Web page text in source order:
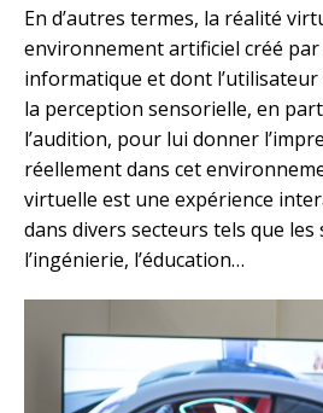
En d’autres termes, la réalité
environnement artificiel créé
informatique et dont l’utilisateur
la perception sensorielle, en
l’audition, pour lui donner
réellement dans cet
virtuelle est une expérience
dans divers secteurs tels que les
l’ingénierie, l’éducation…